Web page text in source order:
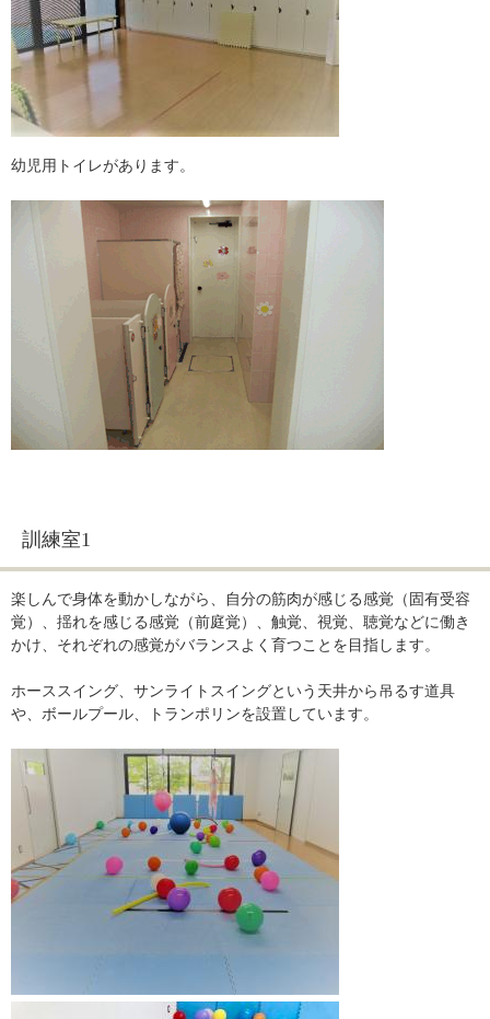
幼児用トイレがあります。
訓練室1
楽しんで身体を動かしながら、自分の筋肉が感じる感覚（固有受容
覚）、揺れを感じる感覚（前庭覚）、触覚、視覚、聴覚などに働き
かけ、それぞれの感覚がバランスよく育つことを目指します。
ホーススイング、サンライトスイングという天井から吊るす道具
や、ボールプール、トランポリンを設置しています。